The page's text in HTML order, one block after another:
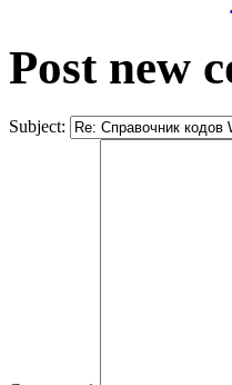
Post new
Subject: